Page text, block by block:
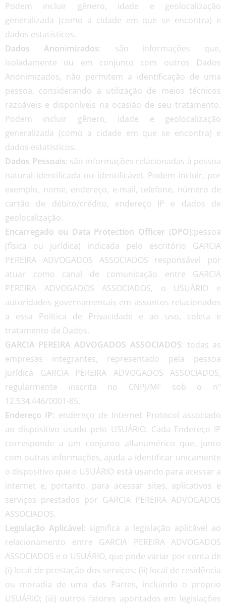
Podem incluir gênero, idade e geolocalização
generalizada (como a cidade em que se encontra) e
dados estatísticos.
Dados Anonimizados: são informações que,
isoladamente ou em conjunto com outros Dados
Anonimizados, não permitem a identificação de uma
pessoa, considerando a utilização de meios técnicos
razoáveis e disponíveis na ocasião de seu tratamento.
Podem incluir gênero, idade e geolocalização
generalizada (como a cidade em que se encontra) e
dados estatísticos.
Dados Pessoais: são informações relacionadas à pessoa
natural identificada ou identificável. Podem incluir, por
exemplo, nome, endereço, e-mail, telefone, número de
cartão de débito/crédito, endereço IP e dados de
geolocalização.
Encarregado ou Data Protection Officer (DPO):pessoa
(física ou jurídica) indicada pelo escritório GARCIA
PEREIRA ADVOGADOS ASSOCIADOS responsável por
atuar como canal de comunicação entre GARCIA
PEREIRA ADVOGADOS ASSOCIADOS, o USUÁRIO e
autoridades governamentais em assuntos relacionados
a essa Política de Privacidade e ao uso, coleta e
tratamento de Dados.
GARCIA PEREIRA ADVOGADOS ASSOCIADOS: todas as
empresas integrantes, representado pela pessoa
jurídica GARCIA PEREIRA ADVOGADOS ASSOCIADOS,
regularmente inscrita no CNPJ/MF sob o nº
12.534.446/0001-85.
Endereço IP: endereço de Internet Protocol associado
ao dispositivo usado pelo USUÁRIO. Cada Endereço IP
corresponde a um conjunto alfanumérico que, junto
com outras informações, ajuda a identificar unicamente
o dispositivo que o USUÁRIO está usando para acessar a
internet e, portanto, para acessar sites, aplicativos e
serviços prestados por GARCIA PEREIRA ADVOGADOS
ASSOCIADOS.
Legislação Aplicável: significa a legislação aplicável ao
relacionamento entre GARCIA PEREIRA ADVOGADOS
ASSOCIADOS e o USUÁRIO, que pode variar por conta de
(i) local de prestação dos serviços; (ii) local de residência
ou moradia de uma das Partes, incluindo o próprio
USUÁRIO; (iii) outros fatores apontados em legislações